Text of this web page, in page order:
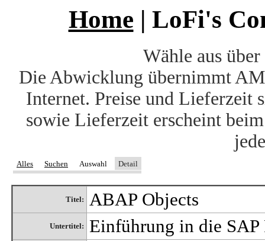
Home | LoFi's
Wähle aus
Die Abwicklung übernimmt
Internet. Preise und Lieferzeit
sowie Lieferzeit erscheint
Alles Suchen Auswahl Detail
Titel: ABAP Objects
Untertitel: Einführung in die